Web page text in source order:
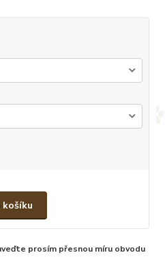
prosím přesnou míru obvodu